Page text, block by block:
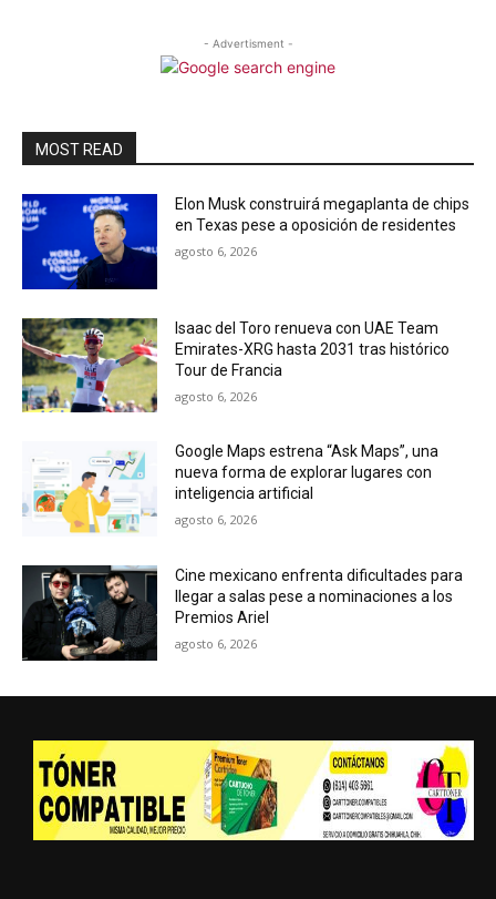
- Advertisment -
MOST READ
Elon Musk construirá megaplanta de chips
en Texas pese a oposición de residentes
agosto 6, 2026
Isaac del Toro renueva con UAE Team
Emirates-XRG hasta 2031 tras histórico
Tour de Francia
agosto 6, 2026
Google Maps estrena “Ask Maps”, una
nueva forma de explorar lugares con
inteligencia artificial
agosto 6, 2026
Cine mexicano enfrenta dificultades para
llegar a salas pese a nominaciones a los
Premios Ariel
agosto 6, 2026